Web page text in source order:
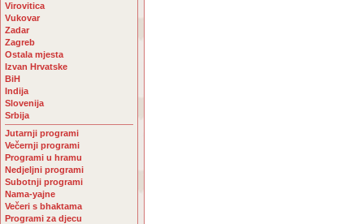
Virovitica
Vukovar
Zadar
Zagreb
Ostala mjesta
Izvan Hrvatske
BiH
Indija
Slovenija
Srbija
Jutarnji programi
Večernji programi
Programi u hramu
Nedjeljni programi
Subotnji programi
Nama-yajne
Večeri s bhaktama
Programi za djecu